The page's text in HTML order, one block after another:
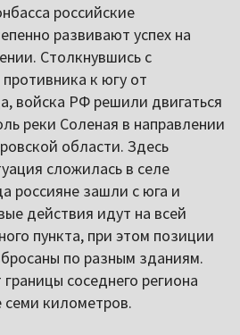
российские
развивают успех на
Столкнувшись с
к югу от
войска РФ решили двигаться
реки Соленая в направлении
области. Здесь
сложилась в селе
россияне зашли с юга и
действия идут на всей
пункта, при этом позиции
по разным зданиям.
соседнего региона
семи километров.